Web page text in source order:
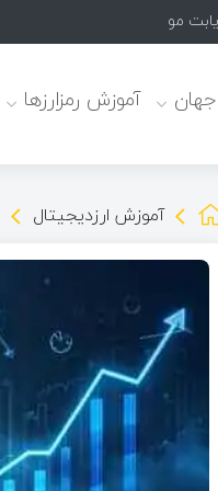
موثرند
جهان آموزش رمزارزها
آموزش ارزدیجیتال